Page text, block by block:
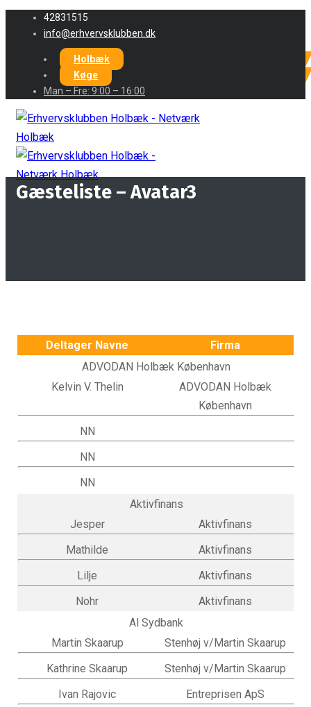
42831515
info@erhvervsklubben.dk
Holbæk
Køge
Man – Fre: 9:00 – 16:00
Gæsteliste – Avatar3
Deltager Navne
Firma
ADVODAN Holbæk København
Kelvin V. Thelin
ADVODAN Holbæk
København
NN
NN
NN
Aktivfinans
Jesper
Aktivfinans
Mathilde
Aktivfinans
Lilje
Aktivfinans
Nohr
Aktivfinans
Al Sydbank
Martin Skaarup
Stenhøj v/Martin Skaarup
Kathrine Skaarup
Stenhøj v/Martin Skaarup
Ivan Rajovic
Entreprisen ApS